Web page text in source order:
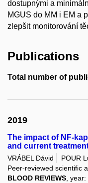
dostupnými a
MGUS do MM i EM a
zlepšit monitorování
Publications
Total number of
2019
The impact of NF-
and current
VRÁBEL Dávid POUR
Peer-reviewed scientific
BLOOD REVIEWS ,